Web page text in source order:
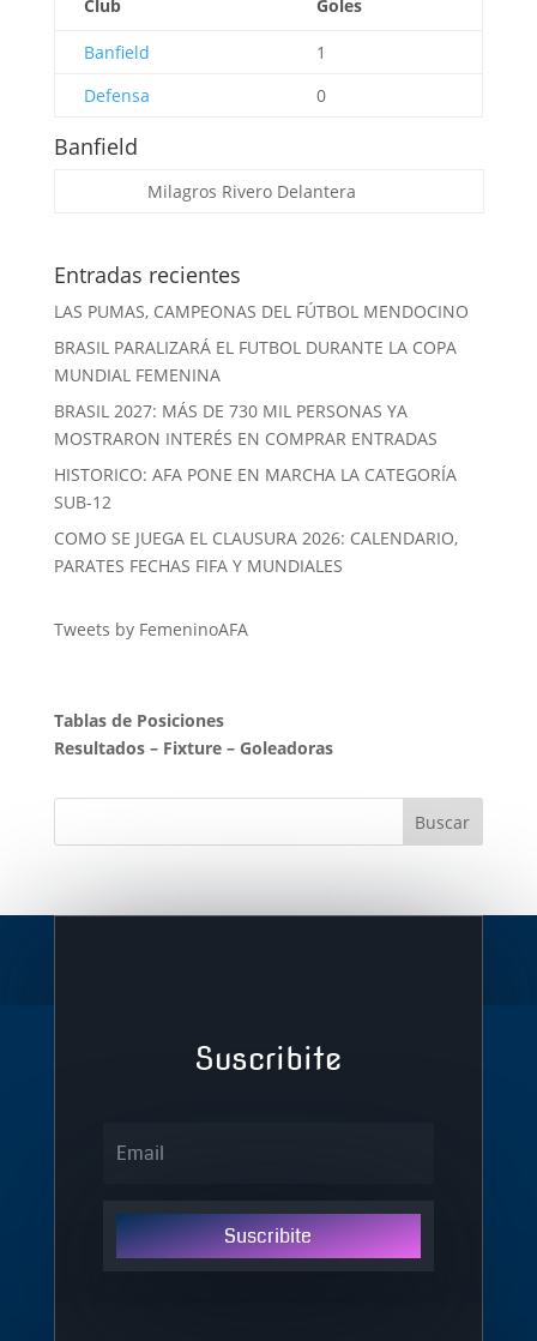
Club Goles
Banfield
1
Defensa
0
Banfield
Milagros Rivero Delantera
Entradas recientes
LAS PUMAS, CAMPEONAS DEL FÚTBOL MENDOCINO
BRASIL PARALIZARÁ EL FUTBOL DURANTE LA COPA
MUNDIAL FEMENINA
BRASIL 2027: MÁS DE 730 MIL PERSONAS YA
MOSTRARON INTERÉS EN COMPRAR ENTRADAS
HISTORICO: AFA PONE EN MARCHA LA CATEGORÍA
SUB-12
COMO SE JUEGA EL CLAUSURA 2026: CALENDARIO,
PARATES FECHAS FIFA Y MUNDIALES
Tweets by FemeninoAFA
Tablas de Posiciones
Resultados– Fixture– Goleadoras
Suscribite
Suscribite